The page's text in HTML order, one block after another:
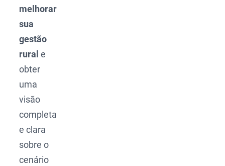
melhorar
sua
gestão
rural e
obter
uma
visão
completa
e clara
sobre o
cenário